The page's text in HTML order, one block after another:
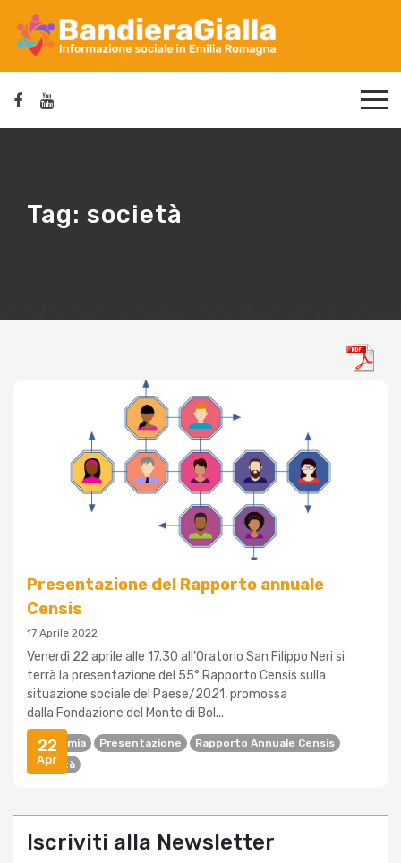
Tag: società
22
Apr
Presentazione del Rapporto annuale
Censis
17 Aprile 2022
Venerdì 22 aprile alle 17.30 all’Oratorio San Filippo Neri si
terrà la presentazione del 55° Rapporto Censis sulla
situazione sociale del Paese/2021, promossa
dalla Fondazione del Monte di Bol...
Economia Presentazione
Rapporto Annuale Censis
Società
Iscriviti alla Newsletter